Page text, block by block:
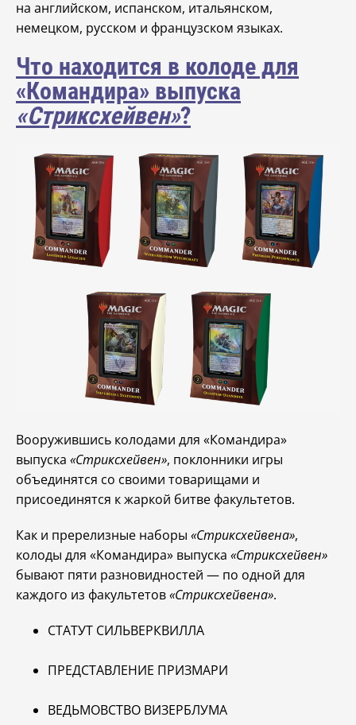
на английском, испанском, итальянском,
немецком, русском и французском языках.
Что находится в колоде для
«Командира» выпуска
«Стриксхейвен»?
Вооружившись колодами для «Командира»
выпуска «Стриксхейвен», поклонники игры
объединятся со своими товарищами и
присоединятся к жаркой битве факультетов.
Как и пререлизные наборы «Стриксхейвена»,
колоды для «Командира» выпуска «Стриксхейвен»
бывают пяти разновидностей — по одной для
каждого из факультетов«Стриксхейвена».
СТАТУТ СИЛЬВЕРКВИЛЛА
ПРЕДСТАВЛЕНИЕ ПРИЗМАРИ
ВЕДЬМОВСТВО ВИЗЕРБЛУМА